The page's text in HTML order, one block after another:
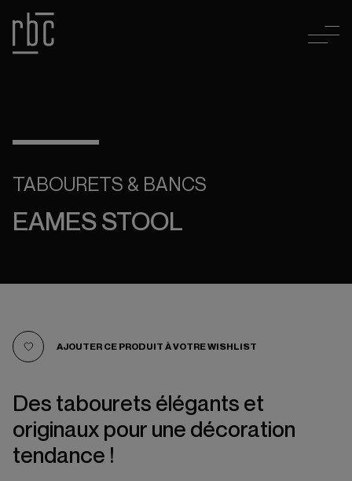
TABOURETS & BANCS
EAMES STOOL
AJOUTER CE PRODUIT À VOTRE WISHLIST
Des tabourets élégants et
originaux pour une décoration
tendance !